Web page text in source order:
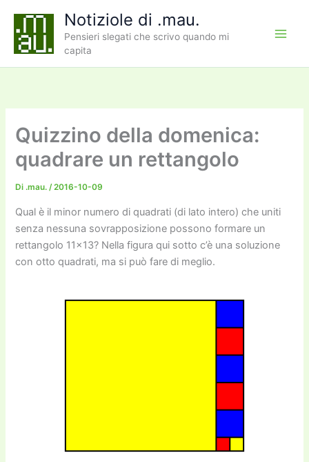
contenuto
Notiziole di .mau.
Pensieri slegati che scrivo quando mi
capita
Quizzino della domenica:
quadrare un rettangolo
Di .mau./2016-10-09
Qual è il minor numero di quadrati (di lato intero) che uniti
senza nessuna sovrapposizione possono formare un
rettangolo 11×13? Nella figura qui sotto c’è una soluzione
con otto quadrati, ma si può fare di meglio.